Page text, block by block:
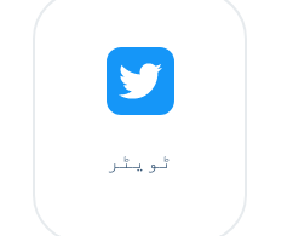
ٹویٹر